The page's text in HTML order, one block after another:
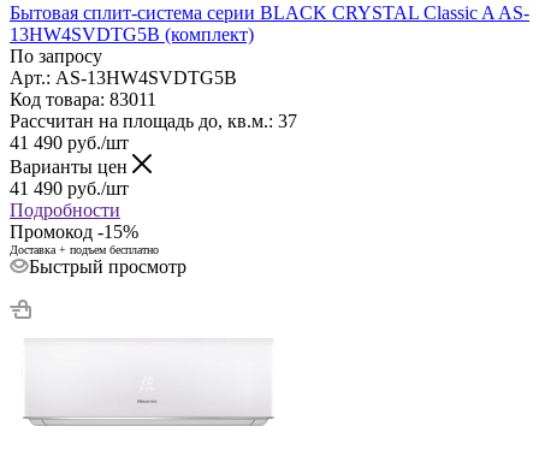
Бытовая сплит-система серии BLACK CRYSTAL Classic A AS-
13HW4SVDTG5В (комплект)
По запросу
Арт.: AS-13HW4SVDTG5В
Код товара: 83011
Рассчитан на площадь до, кв.м.: 37
41 490 руб./шт
Варианты цен
41 490 руб./шт
Подробности
Промокод -15%
Доставка + подъем бесплатно
Быстрый просмотр